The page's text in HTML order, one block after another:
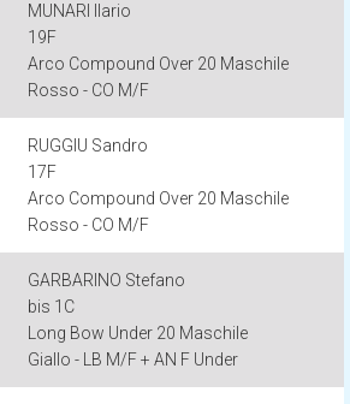
MUNARI Ilario
19F
Arco Compound Over 20 Maschile
Rosso - CO M/F
RUGGIU Sandro
17F
Arco Compound Over 20 Maschile
Rosso - CO M/F
GARBARINO Stefano
bis 1C
Long Bow Under 20 Maschile
Giallo - LB M/F + AN F Under